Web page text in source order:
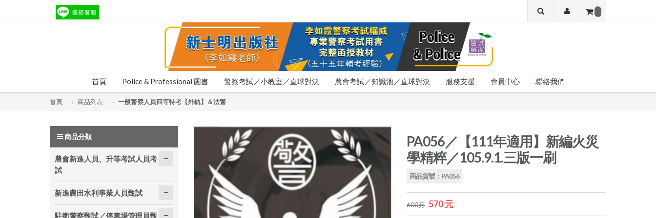
首頁 Police & Professional 圖書 警察考試／小教室／直球對決 農會考試／知識池／直球對決 服務支援 會員中心 聯絡我們
首頁 —› 商品列表 —› 一般警察人員四等特考【外軌】＆法警
PA056／【111年適用】新編火災
學精粹／105.9.1.三版一刷
商品貨號：PA056
600元 570 元
商品分類
農會新進人員、升等考試人員考
試
新進農田水利事業人員甄試
駐衛警察甄試／停車場管理員甄